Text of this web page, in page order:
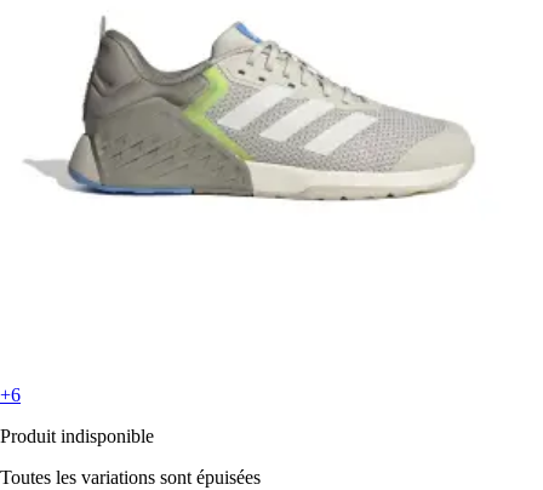
+6
Produit indisponible
Toutes les variations sont épuisées